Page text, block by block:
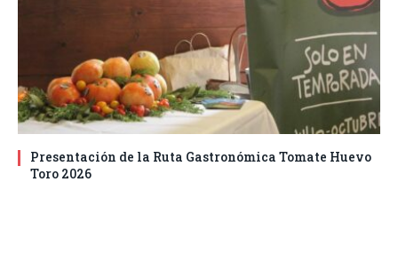
Presentación de la Ruta Gastronómica Tomate Huevo
Toro 2026